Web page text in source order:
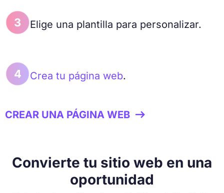
3 Elige una plantilla para personalizar.
4 Crea tu página web.
CREAR UNA PÁGINA WEB 
Convierte tu sitio web en una
oportunidad